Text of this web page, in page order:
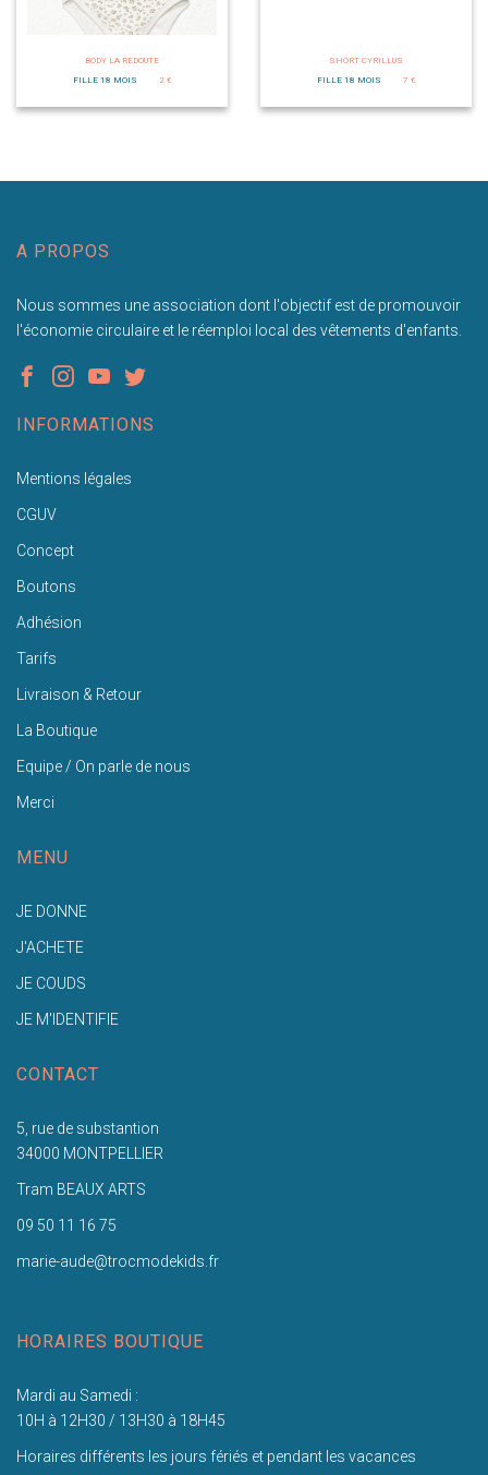
BODY LA REDOUTE
FILLE 18 MOIS
2 €
SHORT CYRILLUS
FILLE 18 MOIS
7 €
A PROPOS
Nous sommes une association dont l'objectif est de promouvoir
l'économie circulaire et le réemploi local des vêtements d'enfants.
INFORMATIONS
Mentions légales
CGUV
Concept
Boutons
Adhésion
Tarifs
Livraison & Retour
La Boutique
Equipe / On parle de nous
Merci
MENU
JE DONNE
J'ACHETE
JE COUDS
JE M'IDENTIFIE
CONTACT
5, rue de substantion
34000 MONTPELLIER
Tram BEAUX ARTS
09 50 11 16 75
marie-aude@trocmodekids.fr
HORAIRES BOUTIQUE
Mardi au Samedi :
10H à 12H30 / 13H30 à 18H45
Horaires différents les jours fériés et pendant les vacances